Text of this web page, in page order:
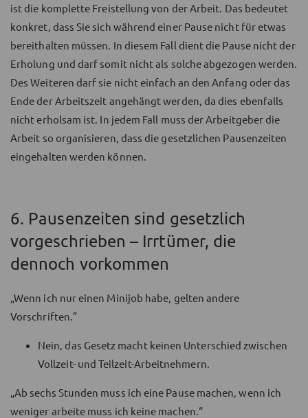
ist die komplette Freistellung von der Arbeit. Das bedeutet
konkret, dass Sie sich während einer Pause nicht für etwas
bereithalten müssen. In diesem Fall dient die Pause nicht der
Erholung und darf somit nicht als solche abgezogen werden.
Des Weiteren darf sie nicht einfach an den Anfang oder das
Ende der Arbeitszeit angehängt werden, da dies ebenfalls
nicht erholsam ist. In jedem Fall muss der Arbeitgeber die
Arbeit so organisieren, dass die gesetzlichen Pausenzeiten
eingehalten werden können.
6. Pausenzeiten sind gesetzlich
vorgeschrieben – Irrtümer, die
dennoch vorkommen
„Wenn ich nur einen Minijob habe, gelten andere
Vorschriften.”
Nein, das Gesetz macht keinen Unterschied zwischen
Vollzeit- und Teilzeit-Arbeitnehmern.
„Ab sechs Stunden muss ich eine Pause machen, wenn ich
weniger arbeite muss ich keine machen.“